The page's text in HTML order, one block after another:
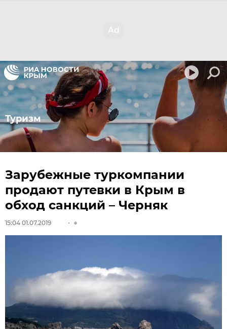
Туризм
Зарубежные туркомпании
продают путевки в Крым в
обход санкций – Черняк
15:04 01.07.2019